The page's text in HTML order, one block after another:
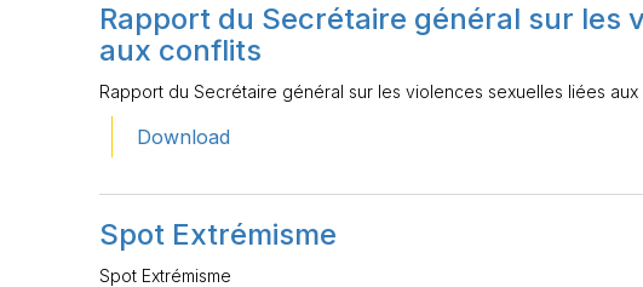
Rapport du Secrétaire général sur les
aux conflits
Rapport du Secrétaire général sur les violences sexuelles liées aux
Download
Spot Extrémisme
Spot Extrémisme